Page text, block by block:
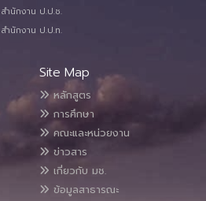
สำนักงาน ป.ป.ช.
สำนักงาน ป.ป.ท.
Site Map
หลักสูตร
การศึกษา
คณะและหน่วยงาน
ข่าวสาร
เกี่ยวกับ มช.
ข้อมูลสาธารณะ